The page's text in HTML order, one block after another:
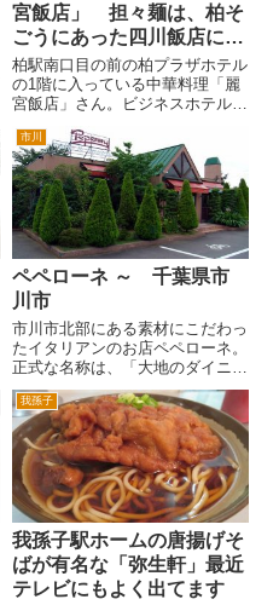
宮飯店」 担々麺は、柏そ
ごうにあった四川飯店に近
い味
柏駅南口目の前の柏プラザホテル
の1階に入っている中華料理「麗
宮飯店」さん。ビジネスホテルな
す。 前の会社の時に宴会で利
用したことも何度かあったんです
が、宴会は中地下のフロアが宴会
場フロアになっています。 ビ
ー...
市川
ペペローネ ～ 千葉県市
川市
市川市北部にある素材にこだわっ
たイタリアンのお店ペペローネ。
正式な名称は、「大地のダイニン
グ ペペローネ」というみたいで
す。 たとえばハーブは自家菜園
から、料理に使用する野菜は地元
農家からと素材にはこだわりがあ
るそうです。 地元の契約農家
で...
我孫子
我孫子駅ホームの唐揚げそ
ばが有名な「弥生軒」最近
テレビにもよく出てます